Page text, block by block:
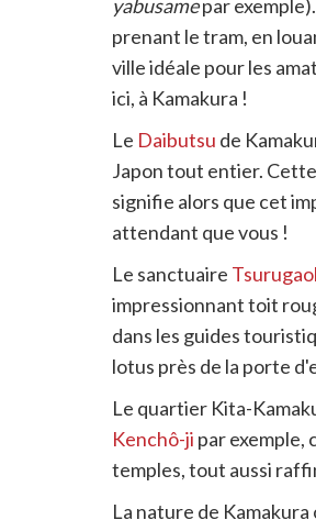
yabusamepar
prenant le tram, en
ville idéale pour les
ici, à Kamakura !
Le Daibutsu de
Japon tout entier.
signifie alors que cet
attendant que vous !
Le sanctuaire
impressionnant toit
dans les guides
lotus près de la porte
Le quartier Kita-
Kenchô-ji par exemple,
temples, tout aussi
La nature de